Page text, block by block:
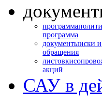
программа
программа
документыиски и
обращения
листовки
акций
САУ в